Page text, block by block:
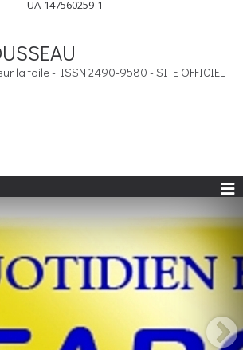
UA-147560259-1
la toile - ISSN 2490-9580 - SITE OFFICIEL